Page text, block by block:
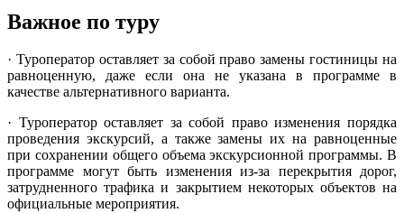
Важное по туру
· Туроператор оставляет за собой право замены гостиницы на
равноценную, даже если она не указана в программе в
качестве альтернативного варианта.
· Туроператор оставляет за собой право изменения порядка
проведения экскурсий, а также замены их на равноценные
при сохранении общего объема экскурсионной программы. В
программе могут быть изменения из-за перекрытия дорог,
затрудненного трафика и закрытием некоторых объектов на
официальные мероприятия.